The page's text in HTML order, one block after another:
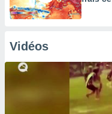
Vidéos